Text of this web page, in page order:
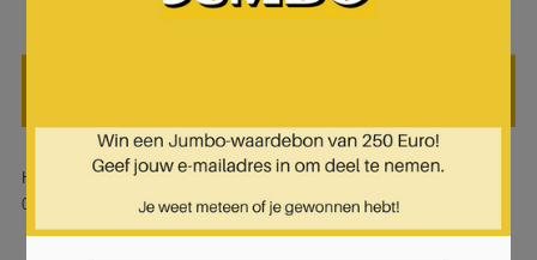
Hier is pagina 8 van 19 pagina's van de Jumbo folder, geldig van
08.01.2025 tot 14.01.2025.